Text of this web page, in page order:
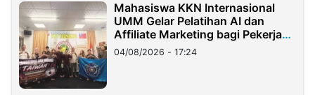
Mahasiswa KKN Internasional
UMM Gelar Pelatihan AI dan
Affiliate Marketing bagi Pekerja
Migran Indonesia di Taiwan
04/08/2026 - 17:24